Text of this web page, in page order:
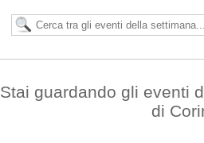
Stai guardando gli eventi
di